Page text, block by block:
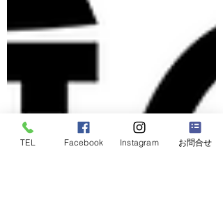
TEL Facebook Instagram お問合せ